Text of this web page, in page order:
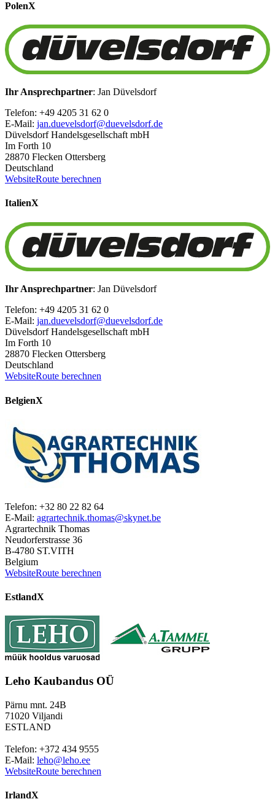
PolenX
Ihr Ansprechpartner: Jan Düvelsdorf
Telefon: +49 4205 31 62 0
E-Mail: jan.duevelsdorf@duevelsdorf.de
Düvelsdorf Handelsgesellschaft mbH
Im Forth 10
28870 Flecken Ottersberg
Deutschland
WebsiteRoute berechnen
ItalienX
Ihr Ansprechpartner: Jan Düvelsdorf
Telefon: +49 4205 31 62 0
E-Mail: jan.duevelsdorf@duevelsdorf.de
Düvelsdorf Handelsgesellschaft mbH
Im Forth 10
28870 Flecken Ottersberg
Deutschland
WebsiteRoute berechnen
BelgienX
Telefon: +32 80 22 82 64
E-Mail: agrartechnik.thomas@skynet.be
Agrartechnik Thomas
Neudorferstrasse 36
B-4780 ST.VITH
Belgium
WebsiteRoute berechnen
EstlandX
Leho Kaubandus OÜ
Pärnu mnt. 24B
71020 Viljandi
ESTLAND
Telefon: +372 434 9555
E-Mail: leho@leho.ee
WebsiteRoute berechnen
IrlandX